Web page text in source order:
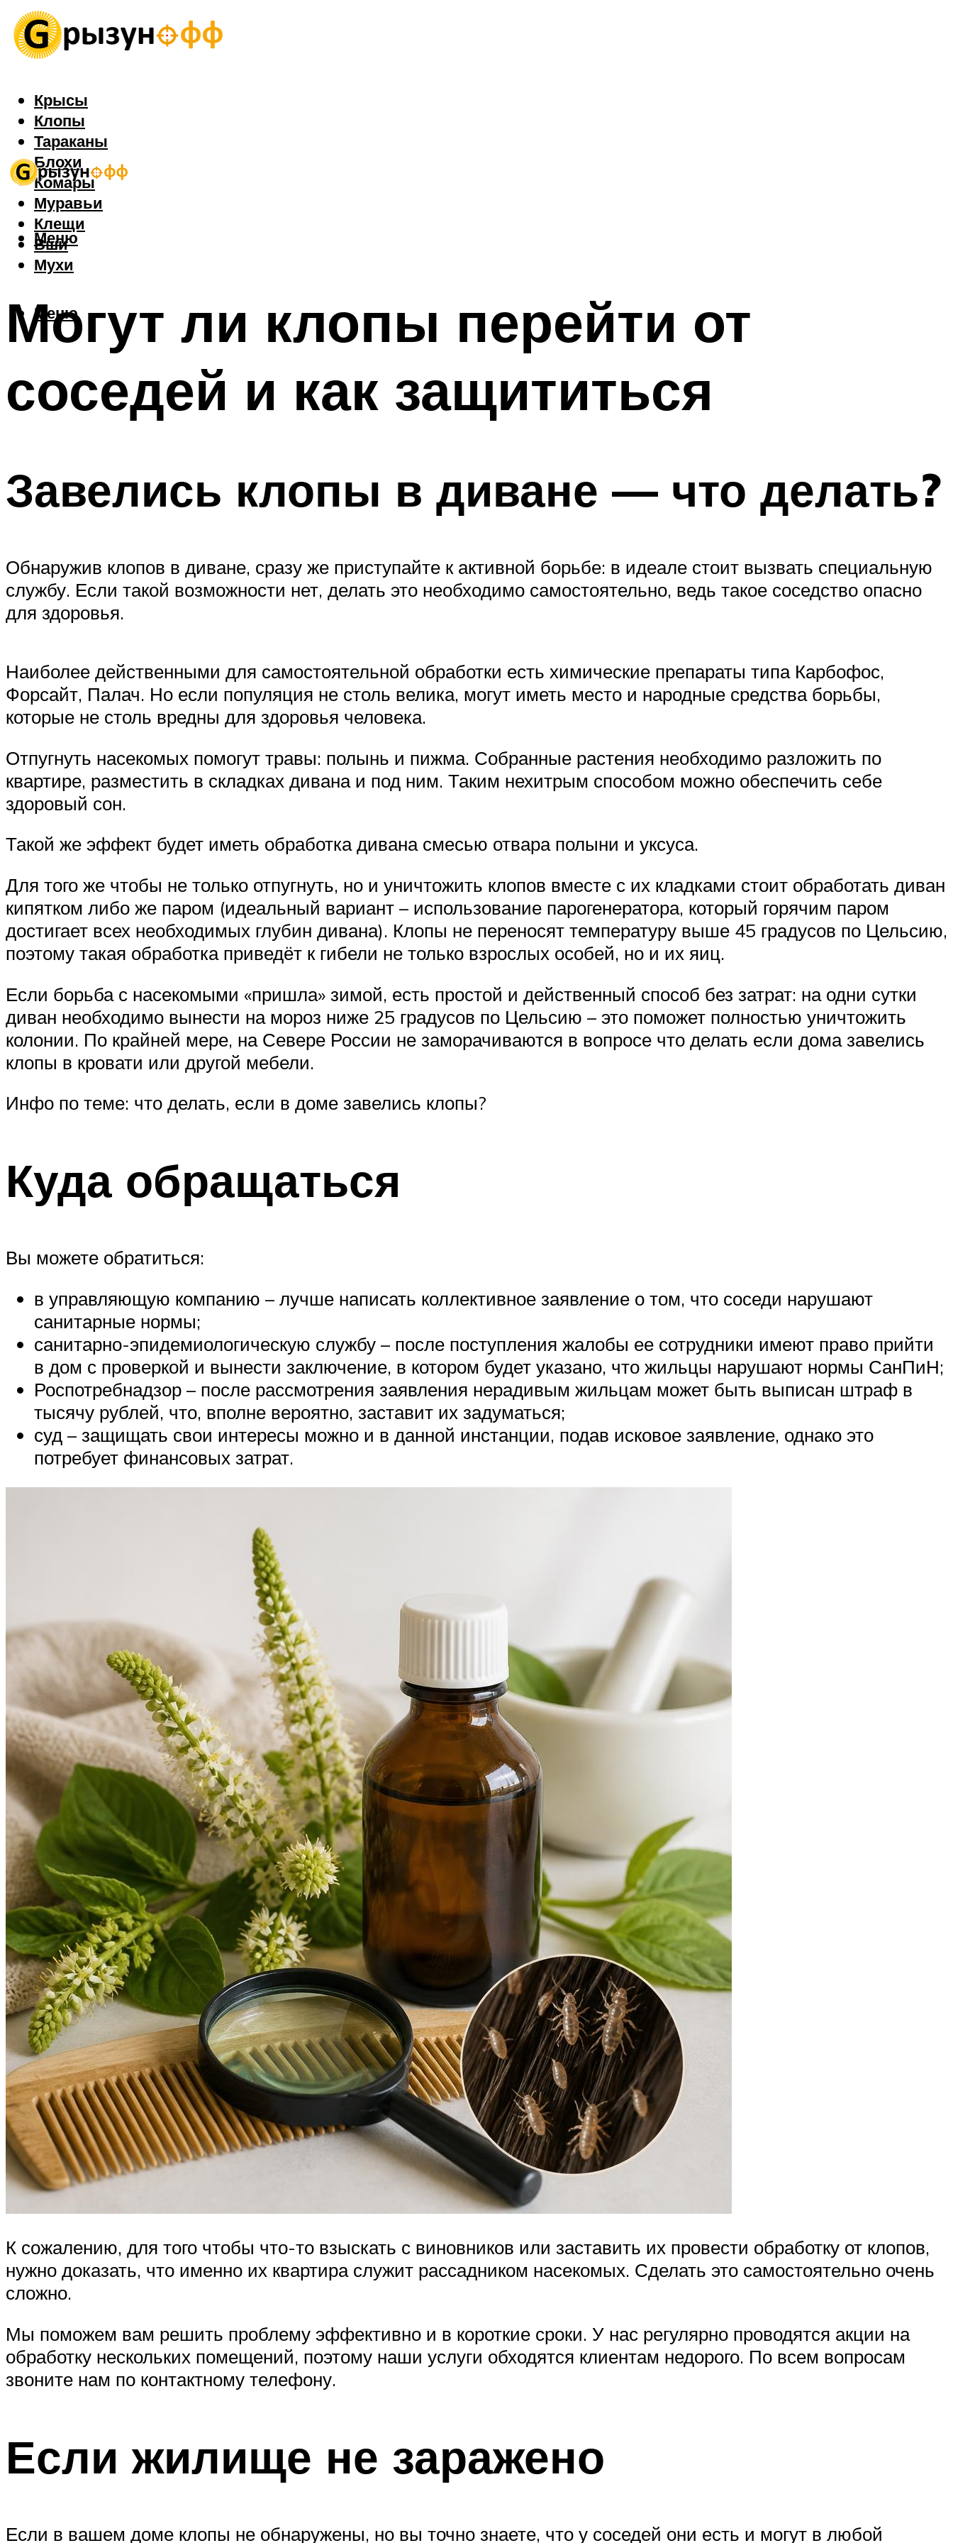
Крысы
Клопы
Тараканы
Блохи
Комары
Муравьи
Клещи
Вши
Мухи
Меню
Меню
Могут ли клопы перейти от
соседей и как защититься
Завелись клопы в диване — что делать?
Обнаружив клопов в диване, сразу же приступайте к активной борьбе: в идеале стоит вызвать специальную
службу. Если такой возможности нет, делать это необходимо самостоятельно, ведь такое соседство опасно
для здоровья.
Наиболее действенными для самостоятельной обработки есть химические препараты типа Карбофос,
Форсайт, Палач. Но если популяция не столь велика, могут иметь место и народные средства борьбы,
которые не столь вредны для здоровья человека.
Отпугнуть насекомых помогут травы: полынь и пижма. Собранные растения необходимо разложить по
квартире, разместить в складках дивана и под ним. Таким нехитрым способом можно обеспечить себе
здоровый сон.
Такой же эффект будет иметь обработка дивана смесью отвара полыни и уксуса.
Для того же чтобы не только отпугнуть, но и уничтожить клопов вместе с их кладками стоит обработать диван
кипятком либо же паром (идеальный вариант – использование парогенератора, который горячим паром
достигает всех необходимых глубин дивана). Клопы не переносят температуру выше 45 градусов по Цельсию,
поэтому такая обработка приведёт к гибели не только взрослых особей, но и их яиц.
Если борьба с насекомыми «пришла» зимой, есть простой и действенный способ без затрат: на одни сутки
диван необходимо вынести на мороз ниже 25 градусов по Цельсию – это поможет полностью уничтожить
колонии. По крайней мере, на Севере России не заморачиваются в вопросе что делать если дома завелись
клопы в кровати или другой мебели.
Инфо по теме: что делать, если в доме завелись клопы?
Куда обращаться
Вы можете обратиться:
в управляющую компанию – лучше написать коллективное заявление о том, что соседи нарушают
санитарные нормы;
санитарно-эпидемиологическую службу – после поступления жалобы ее сотрудники имеют право прийти
в дом с проверкой и вынести заключение, в котором будет указано, что жильцы нарушают нормы СанПиН;
Роспотребнадзор – после рассмотрения заявления нерадивым жильцам может быть выписан штраф в
тысячу рублей, что, вполне вероятно, заставит их задуматься;
суд – защищать свои интересы можно и в данной инстанции, подав исковое заявление, однако это
потребует финансовых затрат.
К сожалению, для того чтобы что-то взыскать с виновников или заставить их провести обработку от клопов,
нужно доказать, что именно их квартира служит рассадником насекомых. Сделать это самостоятельно очень
сложно.
Мы поможем вам решить проблему эффективно и в короткие сроки. У нас регулярно проводятся акции на
обработку нескольких помещений, поэтому наши услуги обходятся клиентам недорого. По всем вопросам
звоните нам по контактному телефону.
Если жилище не заражено
Если в вашем доме клопы не обнаружены, но вы точно знаете, что у соседей они есть и могут в любой